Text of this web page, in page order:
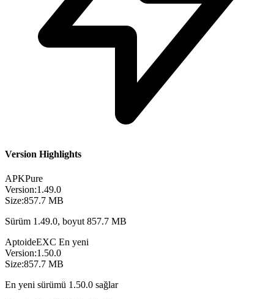
Version Highlights
APKPure
Version:1.49.0
Size:857.7 MB
Sürüm 1.49.0, boyut 857.7 MB
AptoideEXC En yeni
Version:1.50.0
Size:857.7 MB
En yeni sürümü 1.50.0 sağlar